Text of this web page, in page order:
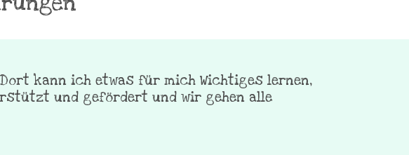
kann ich etwas für mich Wichtiges lernen,
und gefördert und wir gehen alle